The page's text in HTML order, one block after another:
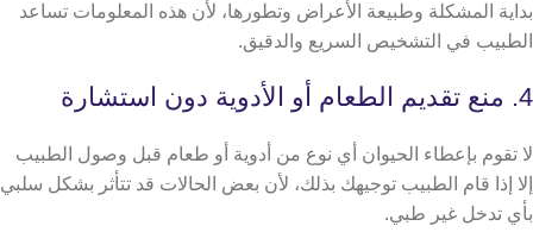
بداية المشكلة وطبيعة الأعراض وتطورها، لأن هذه المعلومات تساعد
الطبيب في التشخيص السريع والدقيق.
4. منع تقديم الطعام أو الأدوية دون استشارة
لا تقوم بإعطاء الحيوان أي نوع من أدوية أو طعام قبل وصول الطبيب
إلا إذا قام الطبيب توجيهك بذلك، لأن بعض الحالات قد تتأثر بشكل سلبي
بأي تدخل غير طبي.